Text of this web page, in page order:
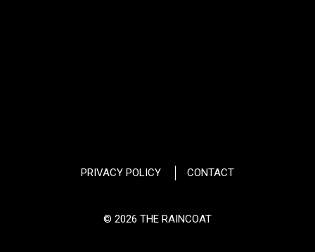
PRIVACY POLICY CONTACT
© 2026 THE RAINCOAT